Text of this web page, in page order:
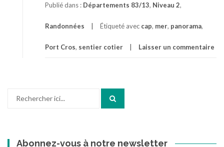
Publié dans : Départements 83/13, Niveau 2,
Randonnées Étiqueté avec cap, mer, panorama,
Port Cros, sentier cotier Laisser un commentaire
Abonnez-vous à notre newsletter